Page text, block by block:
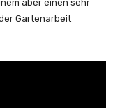
aber einen sehr
Gartenarbeit